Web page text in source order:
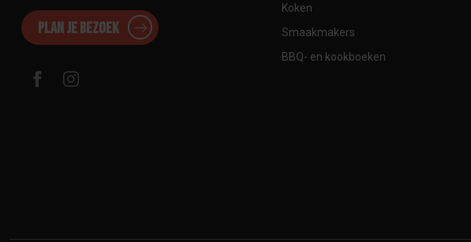
Plan je bezoek
Koken
Smaakmakers
BBQ- en kookboeken